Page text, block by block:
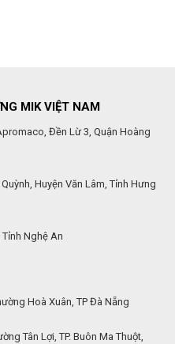
MIK VIỆT NAM
Đền Lừ 3, Quận Hoàng
Huyện Văn Lâm, Tỉnh Hưng
Nghệ An
Hoà Xuân, TP Đà Nẵng
Tân Lợi, TP. Buôn Ma Thuột,